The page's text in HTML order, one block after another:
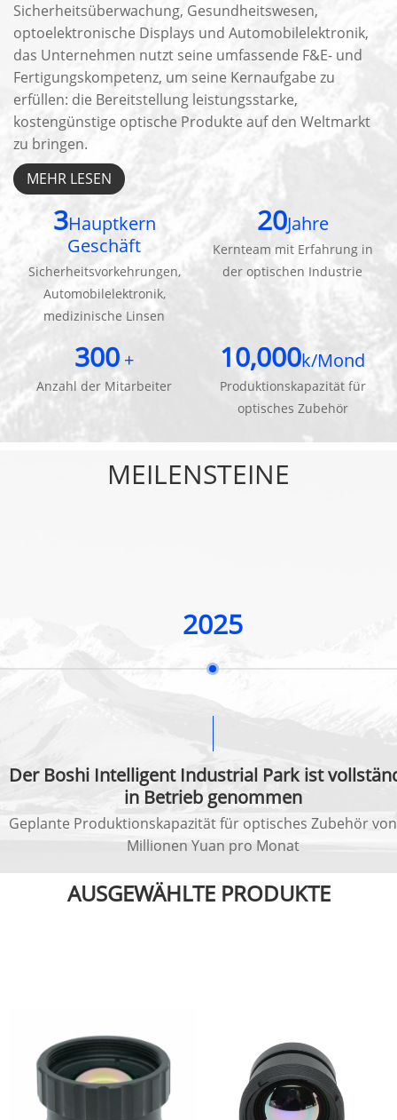
Sicherheitsüberwachung, Gesundheitswesen,
optoelektronische Displays und Automobilelektronik,
das Unternehmen nutzt seine umfassende F&E- und
Fertigungskompetenz, um seine Kernaufgabe zu
erfüllen: die Bereitstellung leistungsstarke,
kostengünstige optische Produkte auf den Weltmarkt
zu bringen.
MEHR LESEN
3Hauptkern
Geschäft
Sicherheitsvorkehrungen,
Automobilelektronik,
medizinische Linsen
20Jahre
Kernteam mit Erfahrung in
der optischen Industrie
300 +
Anzahl der Mitarbeiter
10,000k/Mond
Produktionskapazität für
optisches Zubehör
MEILENSTEINE
2025
Der Boshi Intelligent Industrial Park ist
in Betrieb genommen
Geplante Produktionskapazität für optisches Zubehör
Millionen Yuan pro Monat
AUSGEWÄHLTE PRODUKTE